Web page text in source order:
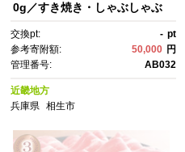
0g／すき焼き・しゃぶしゃぶ
交換pt: - pt
参考寄附額:
50,000 円
管理番号:
AB032
近畿地方
兵庫県
相生市